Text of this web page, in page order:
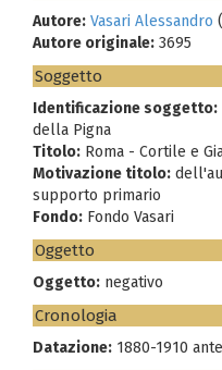
Autore: Vasari Alessandro
Autore originale: 3695
Soggetto
Identificazione soggetto:
della Pigna
Titolo: Roma - Cortile e
Motivazione titolo:
supporto primario
Fondo: Fondo Vasari
Oggetto
Oggetto: negativo
Cronologia
Datazione: 1880-1910